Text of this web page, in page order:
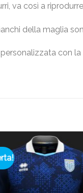
va così a
della maglia
con